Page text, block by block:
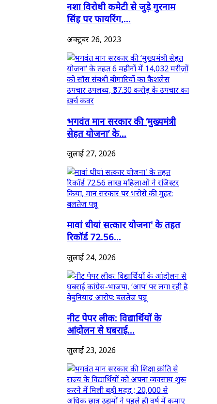
नशा विरोधी कमेटी से जुड़े गुरनाम
सिंह पर फायरिंग,...
अक्टूबर 26, 2023
भगवंत मान सरकार की ‘मुख्यमंत्री
सेहत योजना’ के...
जुलाई 27, 2026
मावां धीयां सत्कार योजना' के तहत
रिकॉर्ड 72.56...
जुलाई 24, 2026
नीट पेपर लीक: विद्यार्थियों के
आंदोलन से घबराई...
जुलाई 23, 2026